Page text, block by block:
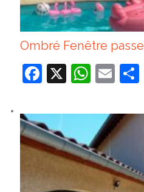
Ombré Fenêtre
Facebook
X